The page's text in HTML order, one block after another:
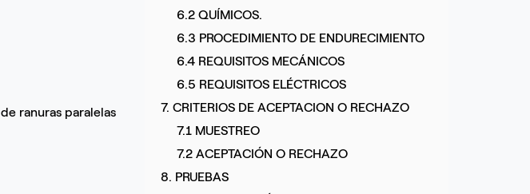
ranuras paralelas
6.2 QUÍMICOS.
6.3 PROCEDIMIENTO DE ENDURECIMIENTO
6.4 REQUISITOS MECÁNICOS
6.5 REQUISITOS ELÉCTRICOS
7. CRITERIOS DE ACEPTACION O RECHAZO
7.1 MUESTREO
7.2 ACEPTACIÓN O RECHAZO
8. PRUEBAS